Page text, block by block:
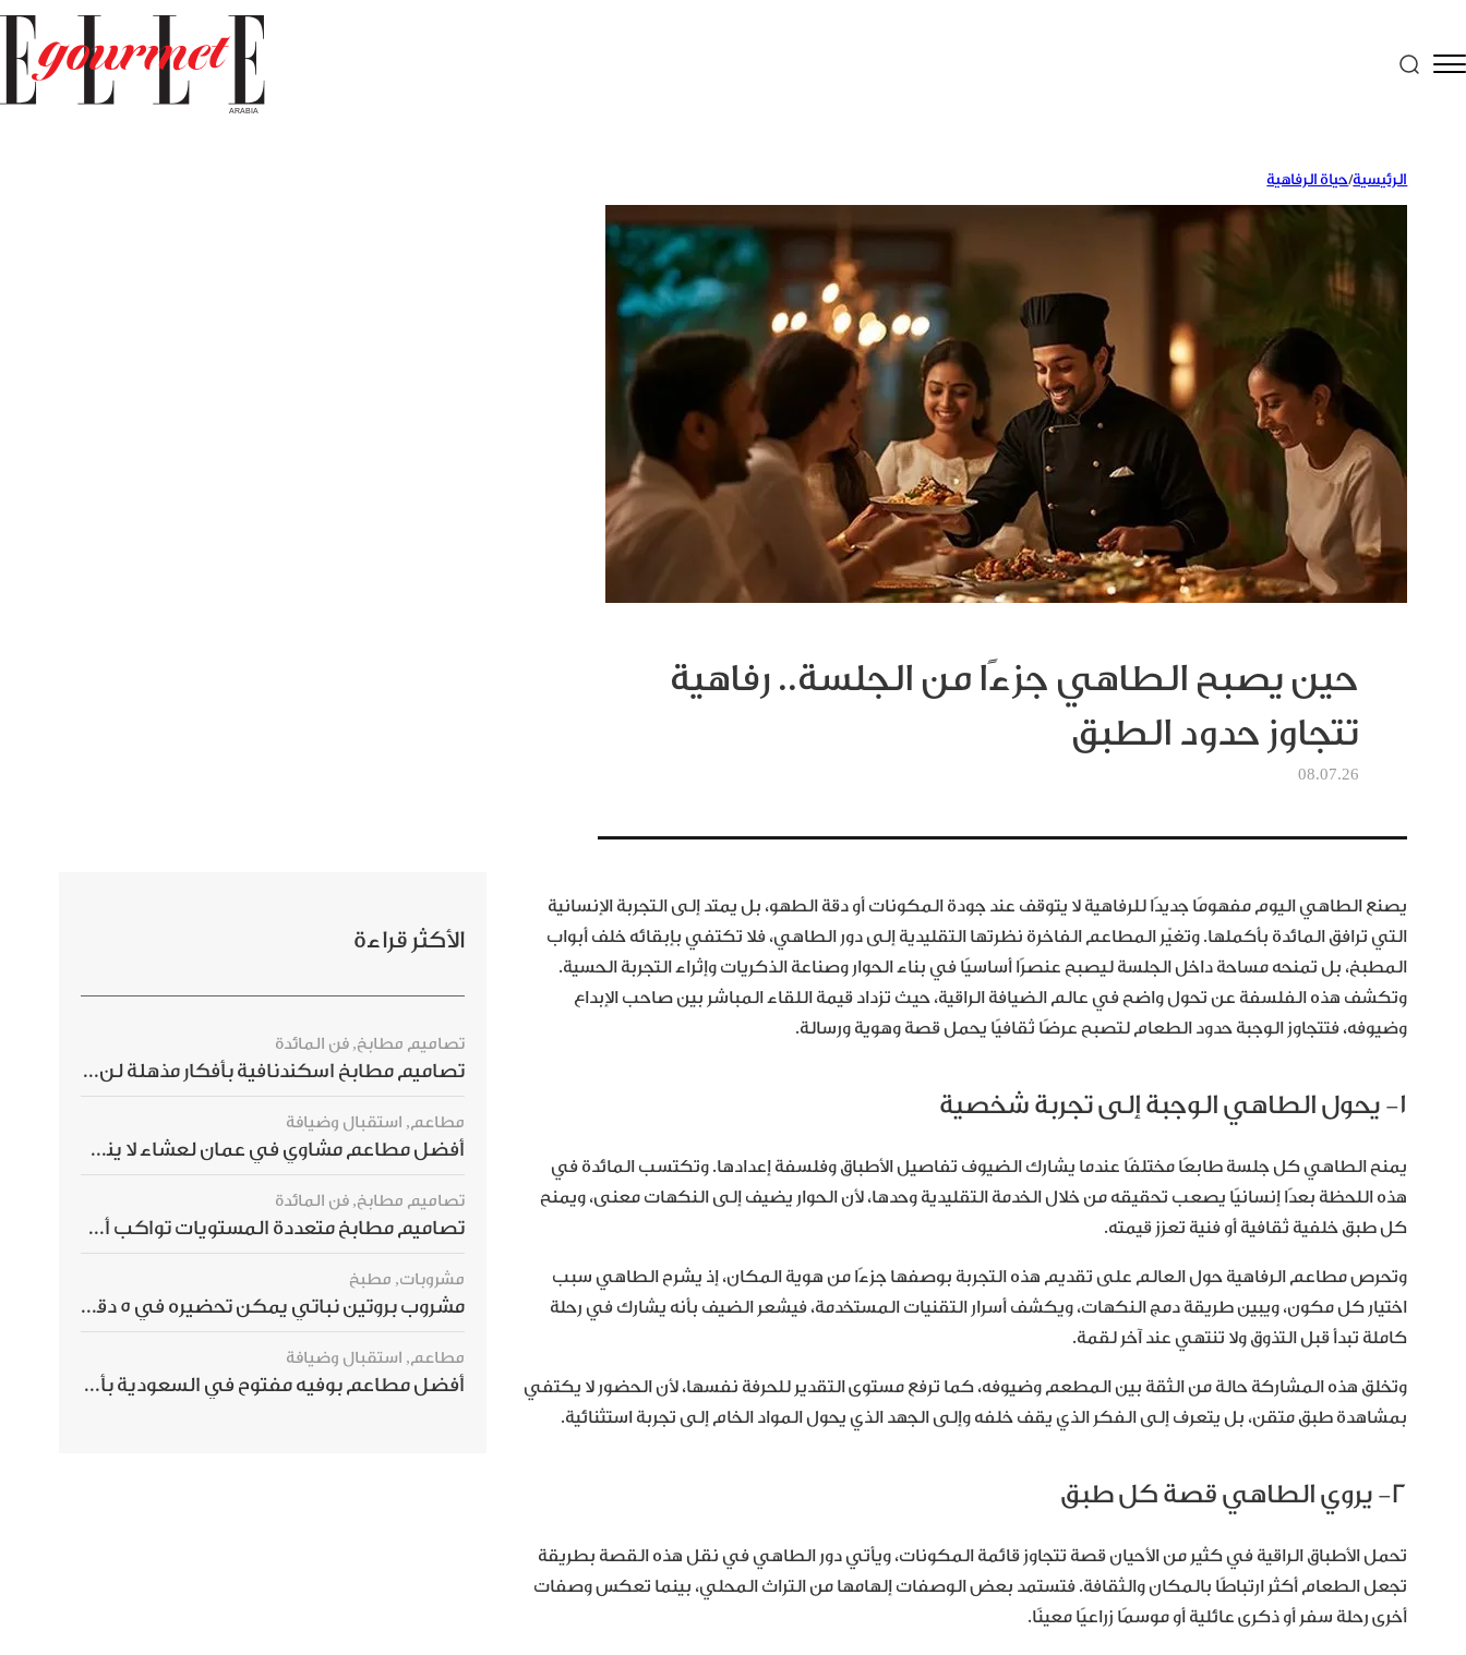
الرئيسية/حياة الرفاهية
حين يصبح الطاهي جزءًا من الجلسة.. رفاهية
تتجاوز حدود الطبق
08.07.26
يصنع الطاهي اليوم مفهومًا جديدًا للرفاهية لا يتوقف عند جودة المكونات أو دقة الطهو، بل يمتد إلى التجربة الإنسانية
التي ترافق المائدة بأكملها. وتغيّر المطاعم الفاخرة نظرتها التقليدية إلى دور الطاهي، فلا تكتفي بإبقائه خلف أبواب
المطبخ، بل تمنحه مساحة داخل الجلسة ليصبح عنصرًا أساسيًا في بناء الحوار وصناعة الذكريات وإثراء التجربة الحسية.
وتكشف هذه الفلسفة عن تحول واضح في عالم الضيافة الراقية، حيث تزداد قيمة اللقاء المباشر بين صاحب الإبداع
وضيوفه، فتتجاوز الوجبة حدود الطعام لتصبح عرضًا ثقافيًا يحمل قصة وهوية ورسالة.
١- يحول الطاهي الوجبة إلى تجربة شخصية
يمنح الطاهي كل جلسة طابعًا مختلفًا عندما يشارك الضيوف تفاصيل الأطباق وفلسفة إعدادها. وتكتسب المائدة في
هذه اللحظة بعدًا إنسانيًا يصعب تحقيقه من خلال الخدمة التقليدية وحدها، لأن الحوار يضيف إلى النكهات معنى، ويمنح
كل طبق خلفية ثقافية أو فنية تعزز قيمته.
وتحرص مطاعم الرفاهية حول العالم على تقديم هذه التجربة بوصفها جزءًا من هوية المكان، إذ يشرح الطاهي سبب
اختيار كل مكون، ويبين طريقة دمج النكهات، ويكشف أسرار التقنيات المستخدمة، فيشعر الضيف بأنه يشارك في رحلة
كاملة تبدأ قبل التذوق ولا تنتهي عند آخر لقمة.
وتخلق هذه المشاركة حالة من الثقة بين المطعم وضيوفه، كما ترفع مستوى التقدير للحرفة نفسها، لأن الحضور لا يكتفي
بمشاهدة طبق متقن، بل يتعرف إلى الفكر الذي يقف خلفه وإلى الجهد الذي يحول المواد الخام إلى تجربة استثنائية.
٢- يروي الطاهي قصة كل طبق
تحمل الأطباق الراقية في كثير من الأحيان قصة تتجاوز قائمة المكونات، ويأتي دور الطاهي في نقل هذه القصة بطريقة
تجعل الطعام أكثر ارتباطًا بالمكان والثقافة. فتستمد بعض الوصفات إلهامها من التراث المحلي، بينما تعكس وصفات
أخرى رحلة سفر أو ذكرى عائلية أو موسمًا زراعيًا معينًا.
الأكثر قراءة
تصاميم مطابخ, فن المائدة
تصاميم مطابخ اسكندنافية بأفكار مذهلة لن ترغبي بتفويتها
مطاعم, استقبال وضيافة
أفضل مطاعم مشاوي في عمان لعشاء لا ينسى
تصاميم مطابخ, فن المائدة
تصاميم مطابخ متعددة المستويات تواكب أحدث صيحات الديكور العالمي
مشروبات, مطبخ
مشروب بروتين نباتي يمكن تحضيره في 5 دقائق ويمنحك شعورًا بالشبع
مطاعم, استقبال وضيافة
أفضل مطاعم بوفيه مفتوح في السعودية بأسعار تناسب الجميع